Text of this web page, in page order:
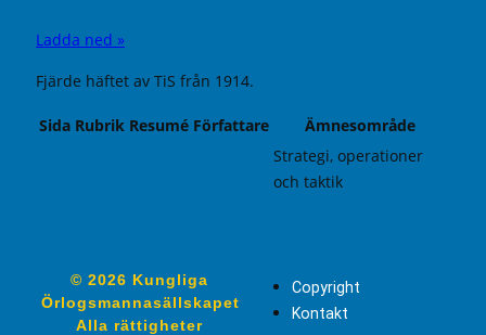
Ladda ned »
Fjärde häftet av TiS från 1914.
Sida Rubrik Resumé Författare
Ämnesområde
Strategi, operationer
och taktik
© 2026 Kungliga
Örlogsmannasällskapet
Alla rättigheter
Copyright
Kontakt